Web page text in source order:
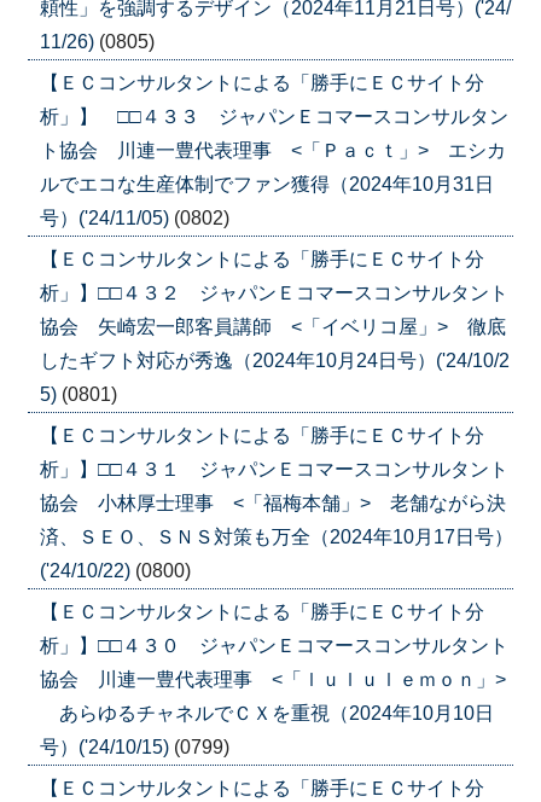
頼性」を強調するデザイン（2024年11月21日号）('24/
11/26) (0805)
【ＥＣコンサルタントによる「勝手にＥＣサイト分
析」】 □□４３３ ジャパンＥコマースコンサルタン
ト協会 川連一豊代表理事 <「Ｐａｃｔ」> エシカ
ルでエコな生産体制でファン獲得（2024年10月31日
号）('24/11/05) (0802)
【ＥＣコンサルタントによる「勝手にＥＣサイト分
析」】□□４３２ ジャパンＥコマースコンサルタント
協会 矢崎宏一郎客員講師 <「イベリコ屋」> 徹底
したギフト対応が秀逸（2024年10月24日号）('24/10/2
5) (0801)
【ＥＣコンサルタントによる「勝手にＥＣサイト分
析」】□□４３１ ジャパンＥコマースコンサルタント
協会 小林厚士理事 <「福梅本舗」> 老舗ながら決
済、ＳＥＯ、ＳＮＳ対策も万全（2024年10月17日号）
('24/10/22) (0800)
【ＥＣコンサルタントによる「勝手にＥＣサイト分
析」】□□４３０ ジャパンＥコマースコンサルタント
協会 川連一豊代表理事 <「ｌｕｌｕｌｅｍｏｎ」>
あらゆるチャネルでＣＸを重視（2024年10月10日
号）('24/10/15) (0799)
【ＥＣコンサルタントによる「勝手にＥＣサイト分